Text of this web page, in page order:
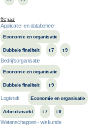
6e jaar
Applicatie- en databeheer
Economie en organisatie
Dubbele finaliteit t 7 t 9
Bedrijfsorganisatie
Economie en organisatie
Dubbele finaliteit t 9
Logistiek Economie en organisatie
Arbeidsmarkt t 7 t 9
Wetenschappen - wiskunde